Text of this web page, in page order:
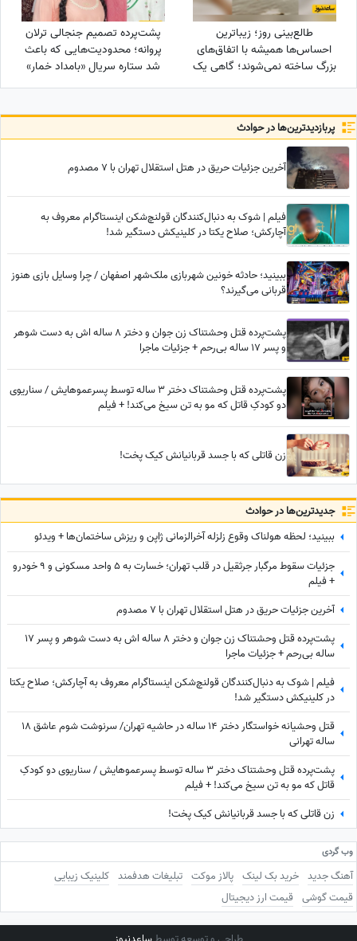
طالع‌بینی روز؛ زیباترین
احساس‌ها همیشه با اتفاق‌های
بزرگ ساخته نمی‌شوند؛ گاهی یک
خاص تبدیل کند / پنج‌شنبه 15
مرداد 1405
پشت‌پرده تصمیم جنجالی ترلان
پروانه؛ محدودیت‌هایی که باعث
شد ستاره سریال «بامداد خمار»
پربازدید‌ترین‌ها در حوادث
آخرین جزئیات حریق در هتل استقلال تهران با 7 مصدوم
فیلم | شوک به دنبال‌کنندگان قولنچ‌شکن اینستاگرام معروف به
آچارکش؛ صلاح یکتا در کلینیکش دستگیر شد!
ببینید؛ حادثه خونین شهربازی ملک‌شهر اصفهان / چرا وسایل بازی هنوز
قربانی می‌گیرند؟
پشت‌پرده قتل وحشتناک زن جوان و دختر 8 ساله اش به دست شوهر
و پسر 17 ساله بی‌رحم + جزئیات ماجرا
پشت‌پرده قتل وحشتناک دختر 3 ساله توسط پسرعموهایش / سناریوی
دو کودکِ قاتل که مو به تن سیخ می‌کند! + فیلم
زن قاتلی که با جسد قربانیانش کیک پخت!
جدید‌ترین‌ها در حوادث
ببینید؛ لحظه هولناک وقوع زلزله آخرالزمانی ژاپن و ریزش ساختمان‌ها + ویدئو
جزئیات سقوط مرگبار جرثقیل در قلب تهران؛ خسارت به 5 واحد مسکونی و 9 خودرو
+ فیلم
آخرین جزئیات حریق در هتل استقلال تهران با 7 مصدوم
پشت‌پرده قتل وحشتناک زن جوان و دختر 8 ساله اش به دست شوهر و پسر 17
ساله بی‌رحم + جزئیات ماجرا
فیلم | شوک به دنبال‌کنندگان قولنچ‌شکن اینستاگرام معروف به آچارکش؛ صلاح یکتا
در کلینیکش دستگیر شد!
قتل وحشیانه خواستگار دختر 14 ساله در حاشیه تهران/ سرنوشت شوم عاشق 18
ساله تهرانی
پشت‌پرده قتل وحشتناک دختر 3 ساله توسط پسرعموهایش / سناریوی دو کودکِ
قاتل که مو به تن سیخ می‌کند! + فیلم
زن قاتلی که با جسد قربانیانش کیک پخت!
وب گردی
آهنگ جدید خرید بک لینک پالاز موکت تبلیغات هدفمند کلینیک زیبایی
قیمت گوشی قیمت ارز دیجیتال